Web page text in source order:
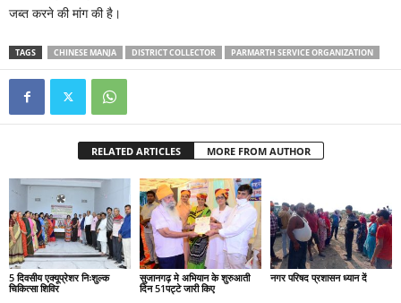
जब्त करने की मांग की है।
TAGS CHINESE MANJA DISTRICT COLLECTOR PARMARTH SERVICE ORGANIZATION
RELATED ARTICLES MORE FROM AUTHOR
5 दिवसीय एक्यूप्रेशर निःशुल्क
चिकित्सा शिविर
सुजानगढ़ मे अभियान के शुरुआती
दिन 51पट्टे जारी किए
नगर परिषद प्रशासन ध्यान दें